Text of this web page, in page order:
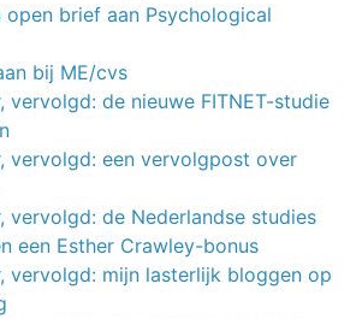
open brief aan Psychological
bij ME/cvs
vervolgd: de nieuwe FITNET-studie
vervolgd: een vervolgpost over
vervolgd: de Nederlandse studies
een Esther Crawley-bonus
vervolgd: mijn lasterlijk bloggen op